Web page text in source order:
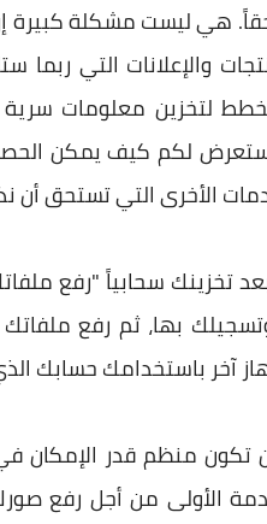
هي ليست مشكلة كبيرة
والإعلانات التي
لتخزين معلومات
الأخرى التي تستحق أن
تخزينك سحابياً "رفع
بها، ثم رفع
آخر باستخدامك حسابك
تكون منظم قدر الإمكان
الأولى من أجل رفع